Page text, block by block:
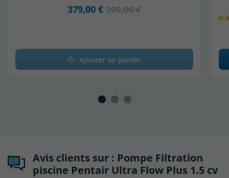
379,00 € 399,00 €
Ajouter au panier
Avis clients sur : Pompe Filtration
piscine Pentair Ultra Flow Plus 1.5 cv